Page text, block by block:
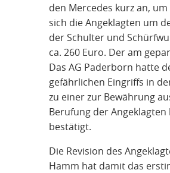
den Mercedes kurz an,
sich die Angeklagten um
der Schulter und
ca. 260 Euro. Der am
Das AG Paderborn hatte
gefährlichen Eingriffs in
zu einer zur Bewährung
Berufung der
bestätigt.
Die Revision des
Hamm hat damit das